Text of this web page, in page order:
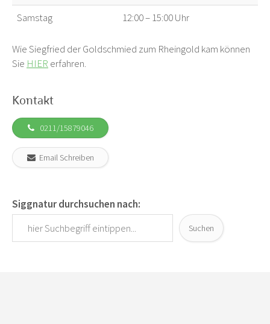
Samstag
12:00 – 15:00 Uhr
Wie Siegfried der Goldschmied zum Rheingold kam können
Sie HIER erfahren.
Kontakt
0211/15879046
Email Schreiben
Siggnatur durchsuchen nach:
Suchen